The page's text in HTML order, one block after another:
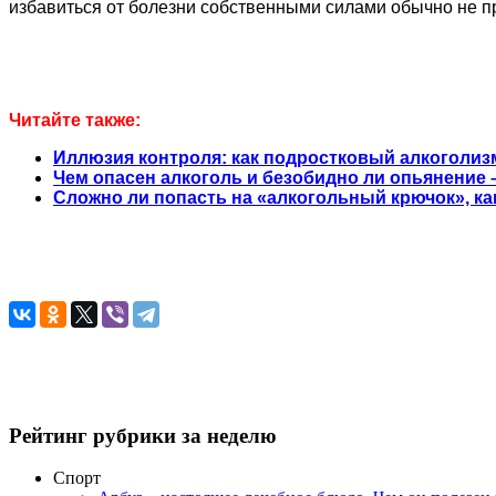
избавиться от болезни собственными силами обычно не
Читайте также:
Иллюзия контроля: как подростковый
Чем опасен алкоголь и безобидно ли опьянение
Сложно ли попасть на «алкогольный крючок»,
Рейтинг рубрики за неделю
Спорт